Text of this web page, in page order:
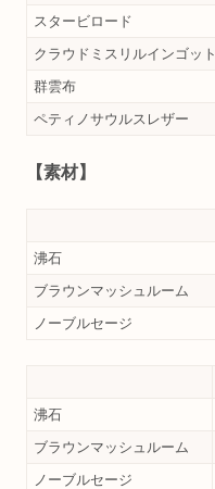
スタービロード
クラウドミスリルインゴット
群雲布
ペティノサウルスレザー
【素材】
沸石
ブラウンマッシュルーム
ノーブルセージ
沸石
ブラウンマッシュルーム
ノーブルセージ